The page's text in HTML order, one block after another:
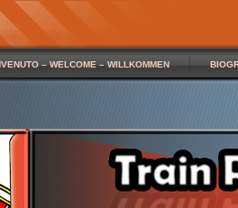
– WELCOME – WILLKOMMEN